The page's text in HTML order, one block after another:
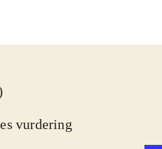
vurdering